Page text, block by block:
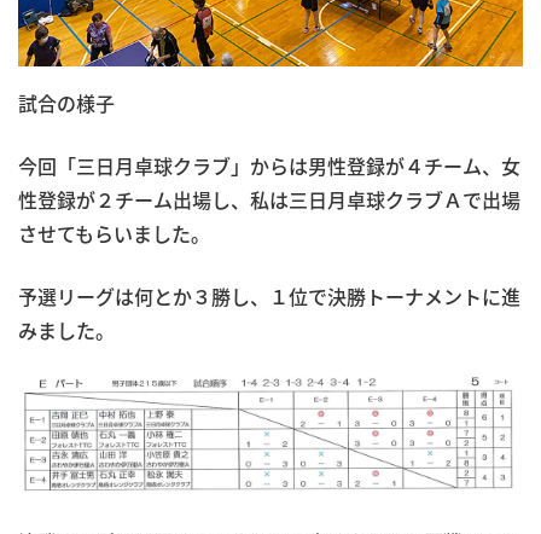
試合の様子
今回「三日月卓球クラブ」からは男性登録が４チーム、女
性登録が２チーム出場し、私は三日月卓球クラブＡで出場
させてもらいました。
予選リーグは何とか３勝し、１位で決勝トーナメントに進
みました。